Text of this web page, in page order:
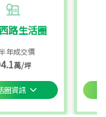
路生活圈
年成交價
萬/坪
圈資訊